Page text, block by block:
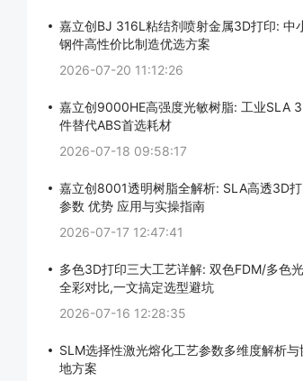
嘉立创BJ 316L粘结剂喷射金属3D打印: 中
钢件高性价比制造优选方案
2026-07-20 11:12:26
嘉立创9000HE高强度光敏树脂: 工业SLA
件替代ABS首选耗材
2026-07-18 09:58:17
嘉立创8001透明树脂全解析: SLA高透3D
参数 优势 应用与实操指南
2026-07-17 12:47:41
多色3D打印三大工艺详解: 双色FDM/多色
全彩对比,一文搞定选型避坑
2026-07-16 12:28:35
SLM选择性激光熔化工艺参数多维度解析
地方案